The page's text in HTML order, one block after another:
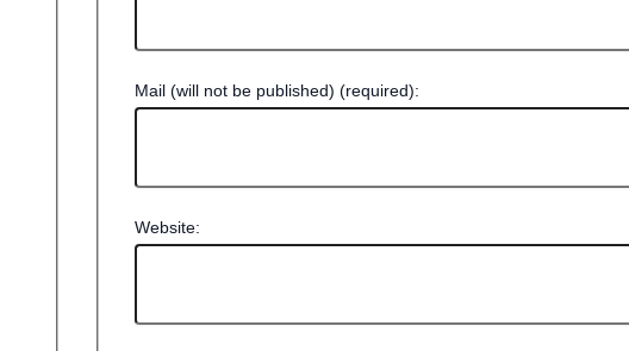
Mail (will not be published) (required):
Website: